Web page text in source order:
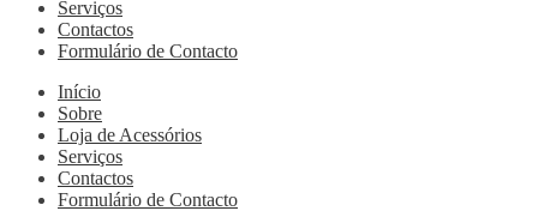
Serviços
Contactos
Formulário de Contacto
Início
Sobre
Loja de Acessórios
Serviços
Contactos
Formulário de Contacto